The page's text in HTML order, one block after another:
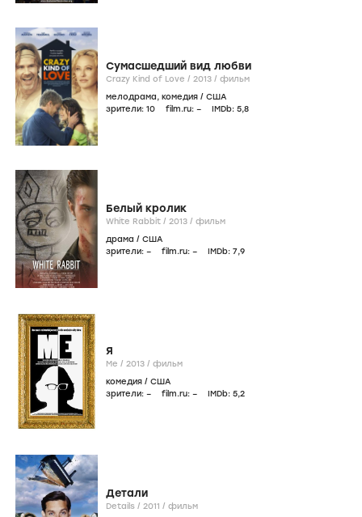
Сумасшедший вид любви
Crazy Kind of Love / 2013 / фильм
мелодрама, комедия / США
зрители: 10 film.ru: – IMDb: 5,8
Белый кролик
White Rabbit / 2013 / фильм
драма / США
зрители: – film.ru: – IMDb: 7,9
Я
Me / 2013 / фильм
комедия / США
зрители: – film.ru: – IMDb: 5,2
Детали
Details / 2011 / фильм